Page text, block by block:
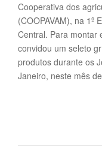
Cooperativa dos
(COOPAVAM), na 1º
Central. Para montar
convidou um seleto
produtos durante os
Janeiro, neste mês